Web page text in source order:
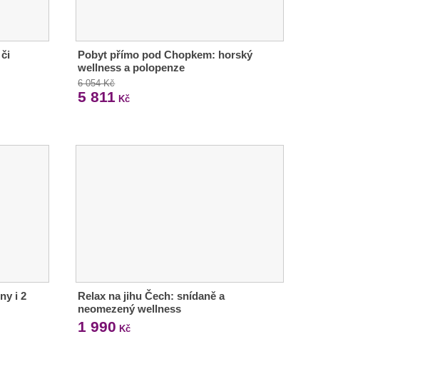
Pobyt přímo pod Chopkem: horský
wellness a polopenze
6 054 Kč
5 811 Kč
i 2
Relax na jihu Čech: snídaně a
neomezený wellness
1 990 Kč